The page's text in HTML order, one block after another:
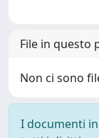
File in questo
Non ci sono
I documenti